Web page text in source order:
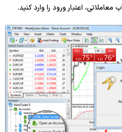
اعتبار ورود را وارد کنید.